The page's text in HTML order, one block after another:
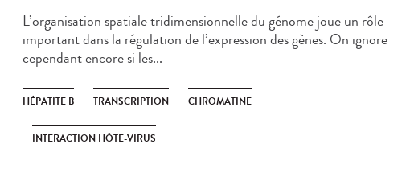
L’organisation spatiale tridimensionnelle du génome joue un rôle
important dans la régulation de l’expression des gènes. On ignore
cependant encore si les...
HÉPATITE B TRANSCRIPTION CHROMATINE
INTERACTION HÔTE-VIRUS